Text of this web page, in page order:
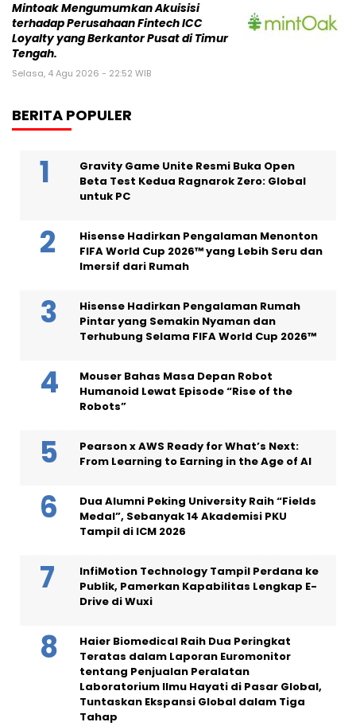
Mintoak Mengumumkan Akuisisi
terhadap Perusahaan Fintech ICC
Loyalty yang Berkantor Pusat di Timur
Tengah.
Selasa, 4 Agu 2026 - 22:52 WIB
BERITA POPULER
Gravity Game Unite Resmi Buka Open
Beta Test Kedua Ragnarok Zero: Global
untuk PC
Hisense Hadirkan Pengalaman Menonton
FIFA World Cup 2026™ yang Lebih Seru dan
Imersif dari Rumah
Hisense Hadirkan Pengalaman Rumah
Pintar yang Semakin Nyaman dan
Terhubung Selama FIFA World Cup 2026™
Mouser Bahas Masa Depan Robot
Humanoid Lewat Episode “Rise of the
Robots”
Pearson x AWS Ready for What’s Next:
From Learning to Earning in the Age of AI
Dua Alumni Peking University Raih “Fields
Medal”, Sebanyak 14 Akademisi PKU
Tampil di ICM 2026
InfiMotion Technology Tampil Perdana ke
Publik, Pamerkan Kapabilitas Lengkap E-
Drive di Wuxi
Haier Biomedical Raih Dua Peringkat
Teratas dalam Laporan Euromonitor
tentang Penjualan Peralatan
Laboratorium Ilmu Hayati di Pasar Global,
Tuntaskan Ekspansi Global dalam Tiga
Tahap